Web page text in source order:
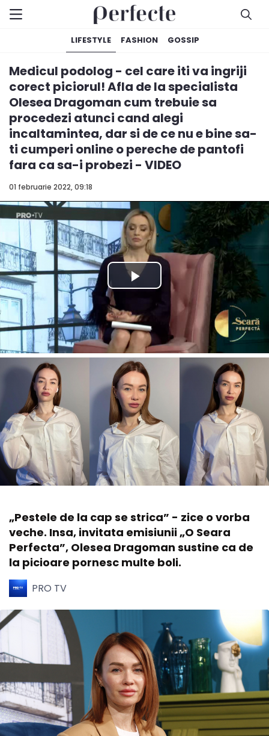
LIFESTYLE FASHION GOSSIP
01 februarie 2022, 09:18
Medicul podolog - cel care iti va ingriji
corect piciorul! Afla de la specialista
Olesea Dragoman cum trebuie sa
procedezi atunci cand alegi
incaltamintea, dar si de ce nu e bine sa-
ti cumperi online o pereche de pantofi
fara ca sa-i probezi - VIDEO
„Pestele de la cap se strica” - zice o vorba
veche. Insa, invitata emisiunii „O Seara
Perfecta”, Olesea Dragoman sustine ca de
la picioare pornesc multe boli.
PRO TV